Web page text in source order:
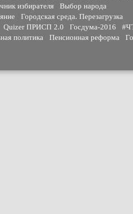
избирателя
Выбор народа
Городская среда. Перезагрузка
Quizer ПРИСП 2.0 Госдума-2016
политика Пенсионная реформа